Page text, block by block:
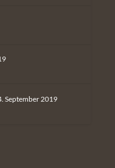
September 2019